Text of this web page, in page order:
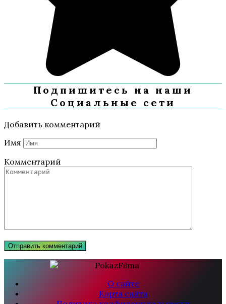
Подпишитесь на наши
Социальные сети
Добавить комментарий
Имя
Комментарий
О сайте
Карта сайта